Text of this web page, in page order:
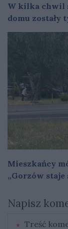
W kilka chwil
domu zostały
Mieszkańcy
„Gorzów
Napisz
Treść